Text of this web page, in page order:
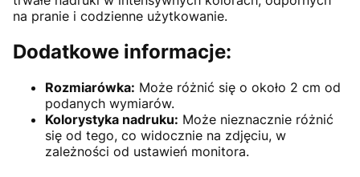
na pranie i codzienne użytkowanie.
Dodatkowe informacje:
Rozmiarówka: Może różnić się o około 2 cm od
podanych wymiarów.
Kolorystyka nadruku: Może nieznacznie różnić
się od tego, co widocznie na zdjęciu, w
zależności od ustawień monitora.